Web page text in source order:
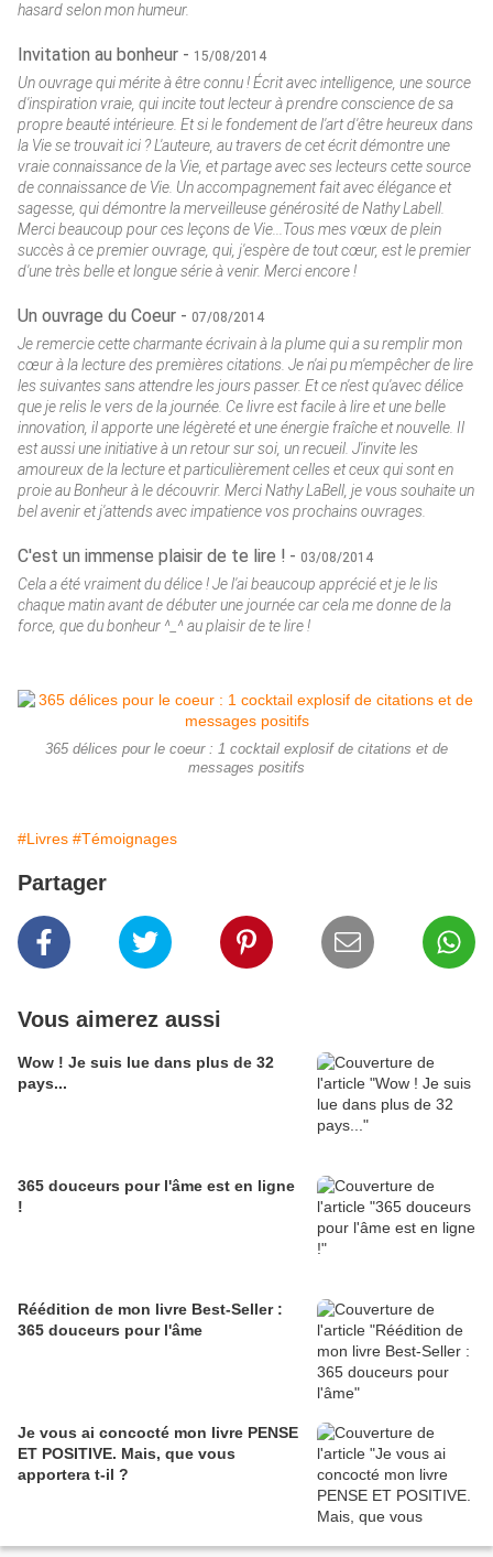
hasard selon mon humeur.
Invitation au bonheur - 15/08/2014
Un ouvrage qui mérite à être connu ! Écrit avec intelligence, une source
d'inspiration vraie, qui incite tout lecteur à prendre conscience de sa
propre beauté intérieure. Et si le fondement de l'art d'être heureux dans
la Vie se trouvait ici ? L'auteure, au travers de cet écrit démontre une
vraie connaissance de la Vie, et partage avec ses lecteurs cette source
de connaissance de Vie. Un accompagnement fait avec élégance et
sagesse, qui démontre la merveilleuse générosité de Nathy Labell.
Merci beaucoup pour ces leçons de Vie...Tous mes vœux de plein
succès à ce premier ouvrage, qui, j'espère de tout cœur, est le premier
d'une très belle et longue série à venir. Merci encore !
Un ouvrage du Coeur - 07/08/2014
Je remercie cette charmante écrivain à la plume qui a su remplir mon
cœur à la lecture des premières citations. Je n'ai pu m'empêcher de lire
les suivantes sans attendre les jours passer. Et ce n'est qu'avec délice
que je relis le vers de la journée. Ce livre est facile à lire et une belle
innovation, il apporte une légèreté et une énergie fraîche et nouvelle. Il
est aussi une initiative à un retour sur soi, un recueil. J'invite les
amoureux de la lecture et particulièrement celles et ceux qui sont en
proie au Bonheur à le découvrir. Merci Nathy LaBell, je vous souhaite un
bel avenir et j'attends avec impatience vos prochains ouvrages.
C'est un immense plaisir de te lire ! - 03/08/2014
Cela a été vraiment du délice ! Je l'ai beaucoup apprécié et je le lis
chaque matin avant de débuter une journée car cela me donne de la
force, que du bonheur ^_^ au plaisir de te lire !
365 délices pour le coeur : 1 cocktail explosif de citations et de
messages positifs
#Livres #Témoignages
Partager
Vous aimerez aussi
Wow ! Je suis lue dans plus de 32
pays...
365 douceurs pour l'âme est en ligne
!
Réédition de mon livre Best-Seller :
365 douceurs pour l'âme
Je vous ai concocté mon livre PENSE
ET POSITIVE. Mais, que vous
apportera t-il ?